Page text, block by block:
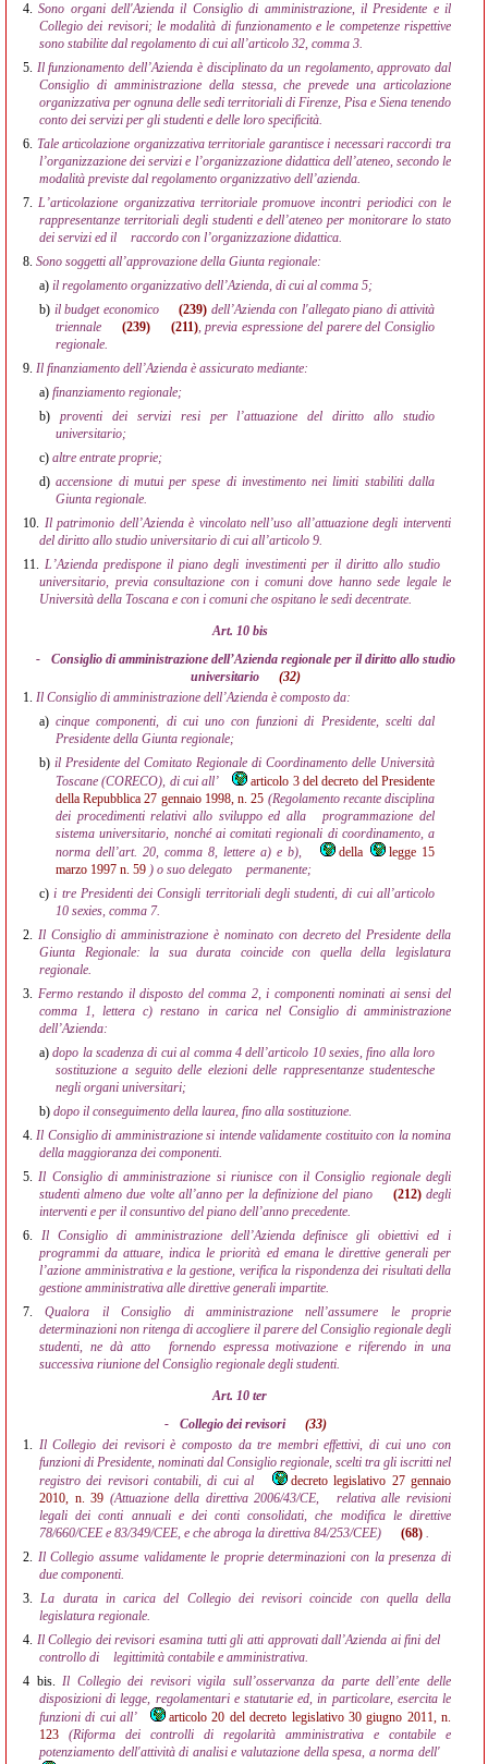
4.Sono organi dell'Azienda il Consiglio di amministrazione, il Presidente e il
Collegio dei revisori; le modalità di funzionamento e le competenze rispettive
sono stabilite dal regolamento di cui all’articolo 32, comma 3.
5. Il funzionamento dell’Azienda è disciplinato da un regolamento, approvato dal
Consiglio di amministrazione della stessa, che prevede una articolazione
organizzativa per ognuna delle sedi territoriali di Firenze, Pisa e Siena tenendo
conto dei servizi per gli studenti e delle loro specificità.
6. Tale articolazione organizzativa territoriale garantisce i necessari raccordi tra
l’organizzazione dei servizi e l’organizzazione didattica dell’ateneo, secondo le
modalità previste dal regolamento organizzativo dell’azienda.
7.L’articolazione organizzativa territoriale promuove incontri periodici con le
rappresentanze territoriali degli studenti e dell’ateneo per monitorare lo stato
dei servizi ed il
raccordo con l’organizzazione didattica.
8. Sono soggetti all’approvazione della Giunta regionale:
a) il regolamento organizzativo dell’Azienda, di cui al comma 5;
b) il budget economico (239) dell’Azienda con l'allegato piano di attività
triennale
(239) (211), previa espressione del parere del Consiglio
regionale.
9. Il finanziamento dell’Azienda è assicurato mediante:
a) finanziamento regionale;
b)
proventi dei servizi resi per l’attuazione del diritto allo studio
universitario;
c) altre entrate proprie;
d) accensione di mutui per spese di investimento nei limiti stabiliti dalla
Giunta regionale.
10. Il patrimonio dell’Azienda è vincolato nell’uso all’attuazione degli interventi
del diritto allo studio universitario di cui all’articolo 9.
11. L’Azienda predispone il piano degli investimenti per il diritto allo studio
universitario, previa consultazione con i comuni dove hanno sede legale le
Università della Toscana e con i comuni che ospitano le sedi decentrate.
Art. 10 bis
-
Consiglio di amministrazione dell’Azienda regionale per il diritto allo studio
universitario
(32)
1. Il Consiglio di amministrazione dell’Azienda è composto da:
a)cinque componenti, di cui uno con funzioni di Presidente, scelti dal
Presidente della Giunta regionale;
b) il Presidente del Comitato Regionale di Coordinamento delle Università
Toscane (CORECO), di cui all’
articolo 3 del decreto del Presidente
della Repubblica 27 gennaio 1998, n. 25 (Regolamento recante disciplina
dei procedimenti relativi allo sviluppo ed alla
programmazione del
sistema universitario, nonché ai comitati regionali di coordinamento, a
norma dell’art. 20, comma 8, lettere a) e b),
della
legge 15
marzo 1997 n. 59 ) o suo delegato
permanente;
c)i tre Presidenti dei Consigli territoriali degli studenti, di cui all’articolo
10 sexies, comma 7.
2. Il Consiglio di amministrazione è nominato con decreto del Presidente della
Giunta Regionale: la sua durata coincide con quella della legislatura
regionale.
3. Fermo restando il disposto del comma 2, i componenti nominati ai sensi del
comma 1, lettera c) restano in carica nel Consiglio di amministrazione
dell’Azienda:
a)dopo la scadenza di cui al comma 4 dell’articolo 10 sexies, fino alla loro
sostituzione a seguito delle elezioni delle rappresentanze studentesche
negli organi universitari;
b) dopo il conseguimento della laurea, fino alla sostituzione.
4.Il Consiglio di amministrazione si intende validamente costituito con la nomina
della maggioranza dei componenti.
5.Il Consiglio di amministrazione si riunisce con il Consiglio regionale degli
studenti almeno due volte all’anno per la definizione del piano
(212)degli
interventi e per il consuntivo del piano dell’anno precedente.
6. Il Consiglio di amministrazione dell’Azienda definisce gli obiettivi ed i
programmi da attuare, indica le priorità ed emana le direttive generali per
l’azione amministrativa e la gestione, verifica la rispondenza dei risultati della
gestione amministrativa alle direttive generali impartite.
7.Qualora il Consiglio di amministrazione nell’assumere le proprie
determinazioni non ritenga di accogliere il parere del Consiglio regionale degli
studenti, ne dà atto
fornendo espressa motivazione e riferendo in una
successiva riunione del Consiglio regionale degli studenti.
Art. 10 ter
-
Collegio dei revisori
(33)
1. Il Collegio dei revisori è composto da tre membri effettivi, di cui uno con
funzioni di Presidente, nominati dal Consiglio regionale, scelti tra gli iscritti nel
registro dei revisori contabili, di cui al
decreto legislativo 27 gennaio
2010, n. 39 (Attuazione della direttiva 2006/43/CE,
relativa alle revisioni
legali dei conti annuali e dei conti consolidati, che modifica le direttive
78/660/CEE e 83/349/CEE, e che abroga la direttiva 84/253/CEE)
(68) .
2. Il Collegio assume validamente le proprie determinazioni con la presenza di
due componenti.
3. La durata in carica del Collegio dei revisori coincide con quella della
legislatura regionale.
4. Il Collegio dei revisori esamina tutti gli atti approvati dall’Azienda ai fini del
controllo di
legittimità contabile e amministrativa.
4 bis. Il Collegio dei revisori vigila sull’osservanza da parte dell’ente delle
disposizioni di legge, regolamentari e statutarie ed, in particolare, esercita le
funzioni di cui all’
articolo 20 del decreto legislativo 30 giugno 2011, n.
123
(Riforma dei controlli di regolarità amministrativa e contabile e
potenziamento dell'attività di analisi e valutazione della spesa, a norma dell'